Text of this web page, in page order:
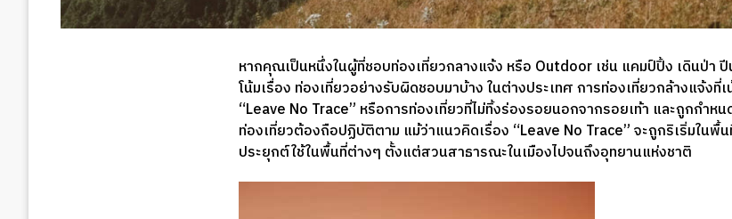
หากคุณเป็นหนึ่งในผู้ที่ชอบท่องเที่ยวกลางแจ้ง หรือ Outdoor เช่น แคมป์ปิ้ง เดินป่า
โน้มเรื่อง ท่องเที่ยวอย่างรับผิดชอบมาบ้าง ในต่างประเทศ การท่องเที่ยวกล้างแจ้งที่
“Leave No Trace” หรือการท่องเที่ยวที่ไม่ทิ้งร่องรอยนอกจากรอยเท้า และถูกกำห
ท่องเที่ยวต้องถือปฏิบัติตาม แม้ว่าแนวคิดเรื่อง “Leave No Trace” จะถูกริเริ่มในพื้
ประยุกต์ใช้ในพื้นที่ต่างๆ ตั้งแต่สวนสาธารณะในเมืองไปจนถึงอุทยานแห่งชาติ